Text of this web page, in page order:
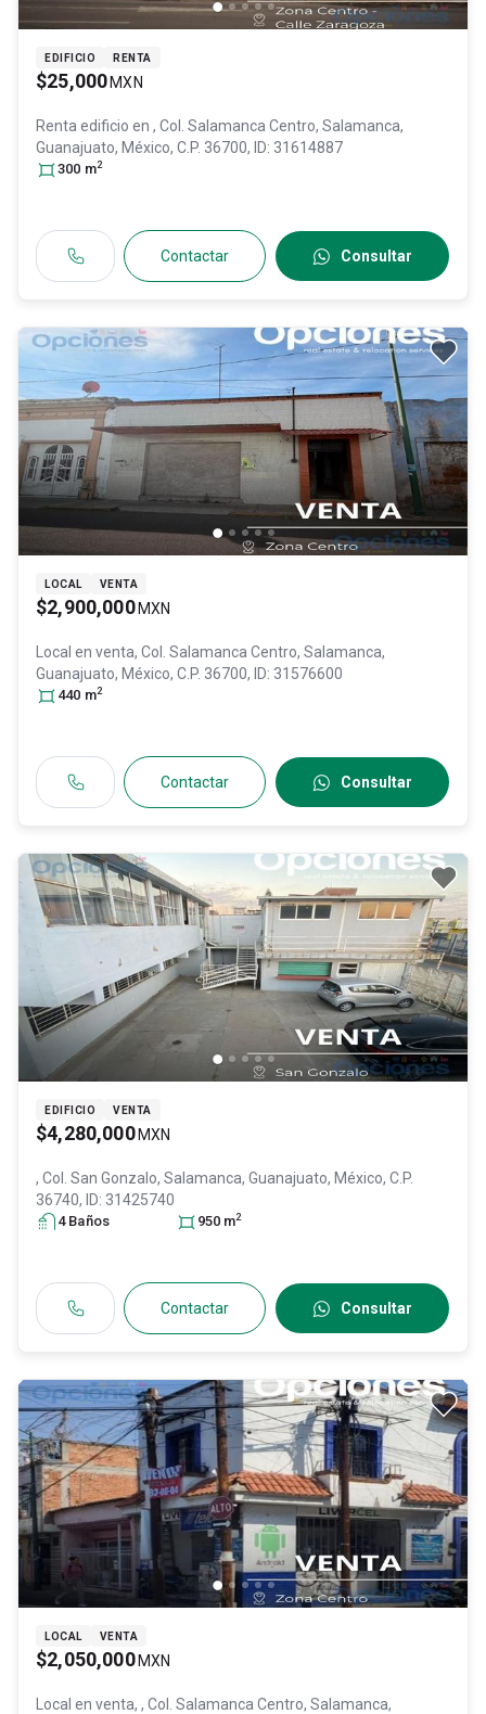
EDIFICIO RENTA
$25,000 MXN
Renta edificio en , Col. Salamanca Centro, Salamanca,
Guanajuato, México, C.P. 36700, ID: 31614887
300 m2
Contactar Consultar
LOCAL VENTA
$2,900,000 MXN
Local en venta, Col. Salamanca Centro, Salamanca,
Guanajuato, México, C.P. 36700, ID: 31576600
440 m2
Contactar Consultar
EDIFICIO VENTA
$4,280,000 MXN
, Col. San Gonzalo, Salamanca, Guanajuato, México, C.P.
36740, ID: 31425740
4 Baños 950 m2
Contactar Consultar
LOCAL VENTA
$2,050,000 MXN
Local en venta, , Col. Salamanca Centro, Salamanca,